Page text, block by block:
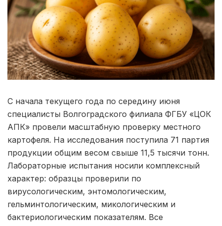
С начала текущего года по середину июня
специалисты Волгоградского филиала ФГБУ «ЦОК
АПК» провели масштабную проверку местного
картофеля. На исследования поступила 71 партия
продукции общим весом свыше 11,5 тысячи тонн.
Лабораторные испытания носили комплексный
характер: образцы проверили по
вирусологическим, энтомологическим,
гельминтологическим, микологическим и
бактериологическим показателям. Все